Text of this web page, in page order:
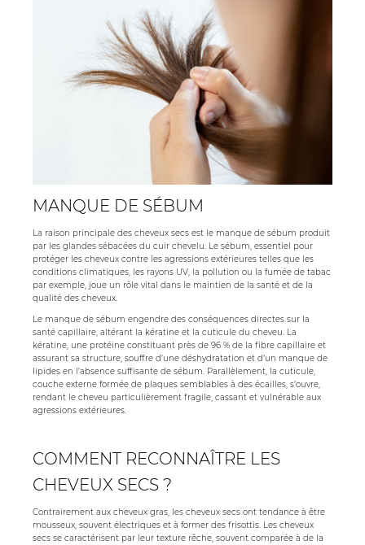
MANQUE DE SÉBUM
La raison principale des cheveux secs est le manque de sébum produit
par les glandes sébacées du cuir chevelu. Le sébum, essentiel pour
protéger les cheveux contre les agressions extérieures telles que les
conditions climatiques, les rayons UV, la pollution ou la fumée de tabac
par exemple, joue un rôle vital dans le maintien de la santé et de la
qualité des cheveux.
Le manque de sébum engendre des conséquences directes sur la
santé capillaire, altérant la kératine et la cuticule du cheveu. La
kératine, une protéine constituant près de 96 % de la fibre capillaire et
assurant sa structure, souffre d’une déshydratation et d’un manque de
lipides en l’absence suffisante de sébum. Parallèlement, la cuticule,
couche externe formée de plaques semblables à des écailles, s’ouvre,
rendant le cheveu particulièrement fragile, cassant et vulnérable aux
agressions extérieures.
COMMENT RECONNAÎTRE LES
CHEVEUX SECS ?
Contrairement aux cheveux gras, les cheveux secs ont tendance à être
mousseux, souvent électriques et à former des frisottis. Les cheveux
secs se caractérisent par leur texture rêche, souvent comparée à de la